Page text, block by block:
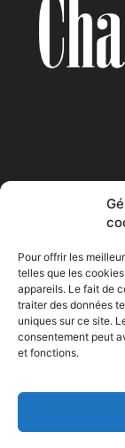
Pour offrir les
telles que les
appareils. Le fait de
traiter des données
uniques sur ce site.
consentement peut
et fonctions.
Accueil